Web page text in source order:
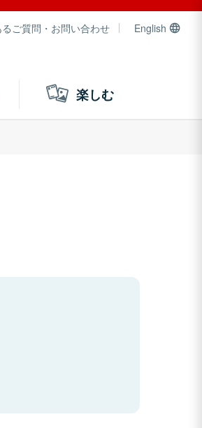
るご質問・お問い合わせ English
楽しむ